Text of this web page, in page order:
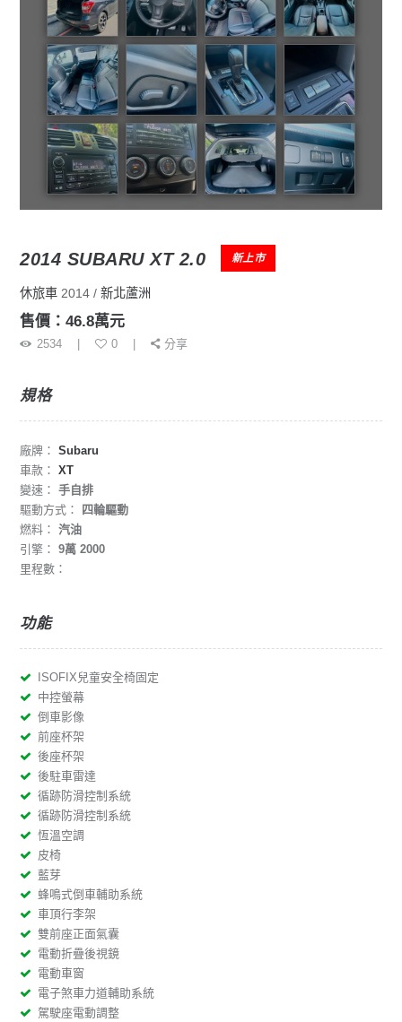
2014 SUBARU XT 2.0 新上市
休旅車 2014 新北蘆洲
售價：46.8萬元
2534 0 分享
規格
廠牌：
Subaru
車款：
XT
變速：
手自排
驅動方式：
四輪驅動
燃料：
汽油
引擎：
9萬 2000
里程數：
功能
ISOFIX兒童安全椅固定
中控螢幕
倒車影像
前座杯架
後座杯架
後駐車雷達
循跡防滑控制系統
循跡防滑控制系統
恆溫空調
皮椅
藍芽
蜂鳴式倒車輔助系統
車頂行李架
雙前座正面氣囊
電動折疊後視鏡
電動車窗
電子煞車力道輔助系統
駕駛座電動調整